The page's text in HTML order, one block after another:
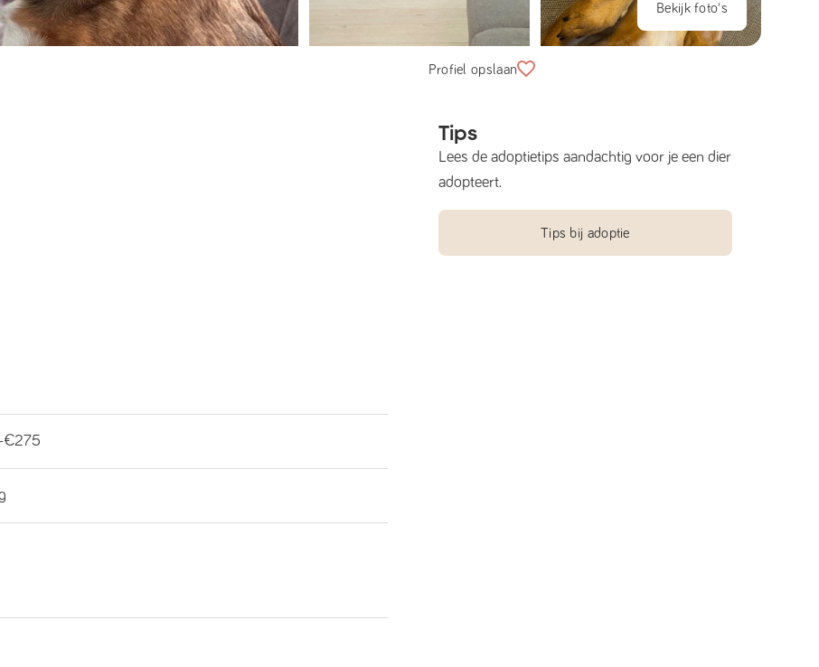
Bekijk foto's
€275
Profiel opslaan
Tips
Lees de adoptietips aandachtig voor je een dier
adopteert.
Tips bij adoptie